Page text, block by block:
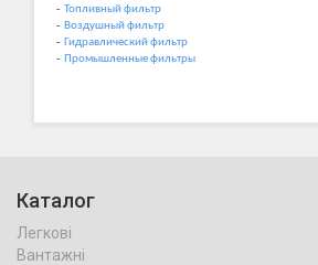
- Топливный фильтр
- Воздушный фильтр
- Гидравлический фильтр
- Промышленные фильтры
Каталог
Легкові
Вантажні